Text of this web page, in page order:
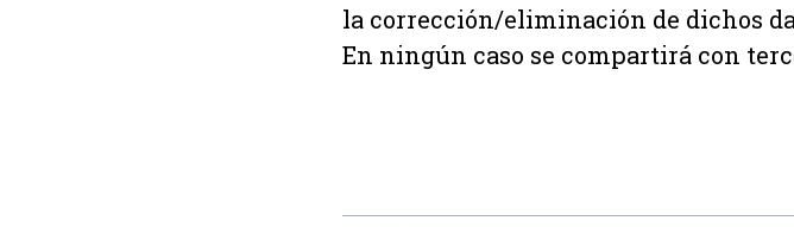
la corrección/eliminación de dichos
En ningún caso se compartirá con